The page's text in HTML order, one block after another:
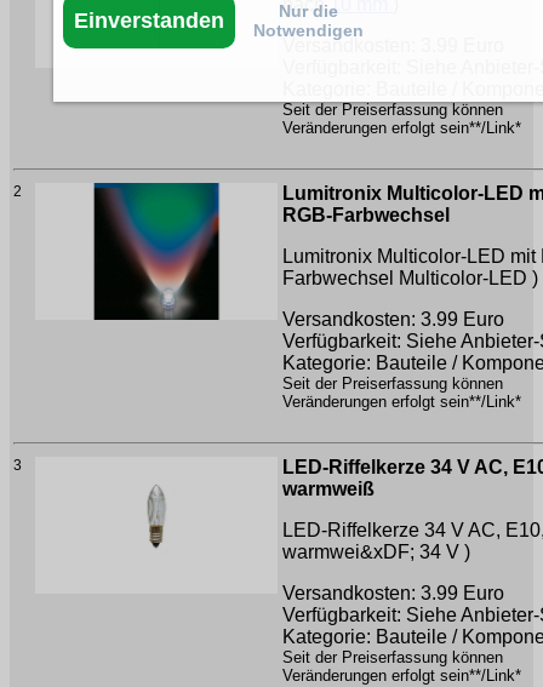
nach10 mm
Versandkosten: 3.99 Euro
Seit der Preiserfassung können
Veränderungen erfolgt sein**/Link*
2
Lumitronix Multicolor-LED
RGB-Farbwechsel
Lumitronix Multicolor-LED mit
Farbwechsel Multicolor-LED )
Versandkosten: 3.99 Euro
Verfügbarkeit: Siehe
Kategorie: Bauteile /
Seit der Preiserfassung können
Veränderungen erfolgt sein**/Link*
3
LED-Riffelkerze 34 V AC,
warmweiß
LED-Riffelkerze 34 V AC,
warmwei&xDF; 34 V )
Versandkosten: 3.99 Euro
Verfügbarkeit: Siehe
Kategorie: Bauteile /
Seit der Preiserfassung können
Veränderungen erfolgt sein**/Link*
Einverstanden
Nur die
Notwendigen